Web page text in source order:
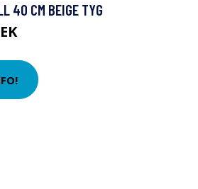
40 CM BEIGE TYG